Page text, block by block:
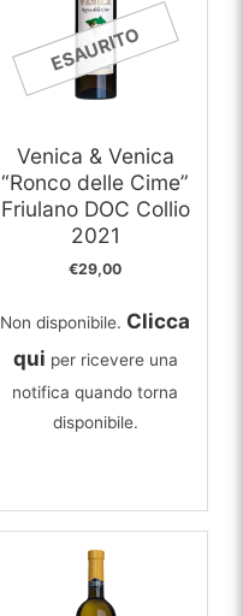
ESAURITO
Venica & Venica
“Ronco delle Cime”
Friulano DOC Collio
2021
€29,00
Non disponibile. Clicca
qui per ricevere una
notifica quando torna
disponibile.